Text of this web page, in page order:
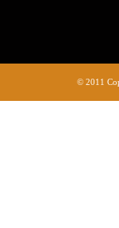
© 2011